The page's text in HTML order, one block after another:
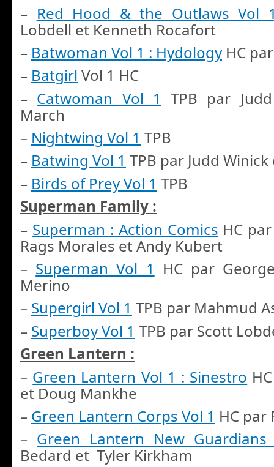
– Red Hood & the Outlaws Vol
Lobdell et Kenneth Rocafort
– Batwoman Vol 1 : HydologyHC
– Batgirl Vol 1 HC
– Catwoman Vol 1
TPB par
March
– Nightwing Vol 1 TPB
– Batwing Vol 1 TPB par Judd
– Birds of Prey Vol 1 TPB
Superman Family :
– Superman : Action Comics HC
Rags Morales et Andy Kubert
– Superman Vol 1
HC par
Merino
– Supergirl Vol 1 TPB par Mahmud
– Superboy Vol 1 TPB par Scott
Green Lantern :
– Green Lantern Vol 1 : Sinestro
et Doug Mankhe
– Green Lantern Corps Vol 1 HC par
– Green Lantern New
Bedard et Tyler Kirkham